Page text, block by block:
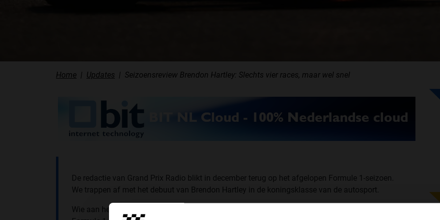
Home Updates Seizoensreview Brendon Hartley: Slechts vier races, maar wel snel
De redactie van Grand Prix Radio blikt in december terug op het afgelopen Formule 1-seizoen.
We trappen af met het debuut van Brendon Hartley in de koningsklasse van de autosport.
Wie aan het begin van 2017 over Brendon Hartley had gezegd dat hij het jaar zou eindigen als